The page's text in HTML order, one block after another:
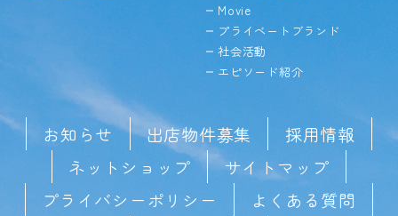
Movie
プライベートブランド
社会活動
エピソード紹介
お知らせ 出店物件募集
採用情報
ネットショップ
サイトマップ
プライバシーポリシー
よくある質問